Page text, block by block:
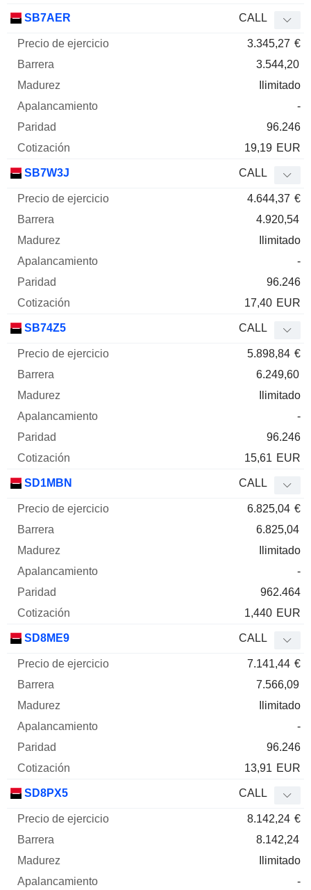
SB7AER CALL
3.345,27 €
3.544,20
Ilimitado
-
96.246
19,19 EUR
SB7W3J CALL
4.644,37 €
4.920,54
Ilimitado
-
96.246
17,40 EUR
SB74Z5 CALL
5.898,84 €
6.249,60
Ilimitado
-
96.246
15,61 EUR
SD1MBN CALL
6.825,04 €
6.825,04
Ilimitado
-
962.464
1,440 EUR
SD8ME9 CALL
7.141,44 €
7.566,09
Ilimitado
-
96.246
13,91 EUR
SD8PX5 CALL
8.142,24 €
8.142,24
Ilimitado
-